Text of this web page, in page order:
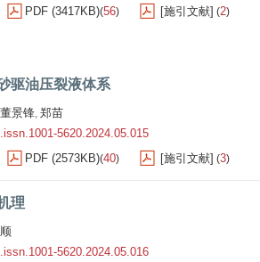
PDF (3417KB)(56) [施引文献] (2)
驱油压裂液体系
董景锋, 郑苗
5620.2024.05.015
PDF (2573KB)(40) [施引文献] (3)
理
5620.2024.05.016